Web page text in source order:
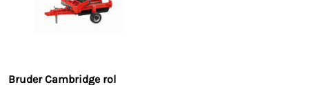
Bruder Cambridge rol